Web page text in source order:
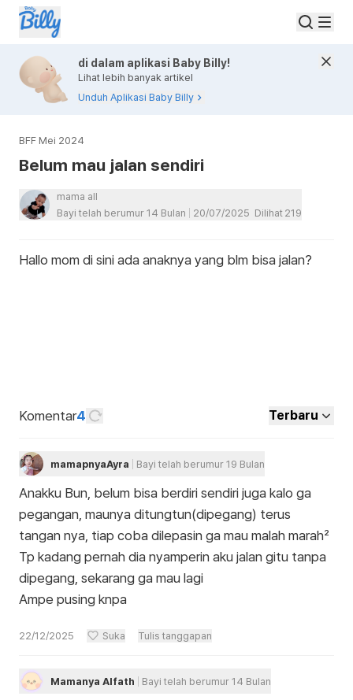
di dalam aplikasi Baby Billy!
Lihat lebih banyak artikel
Unduh Aplikasi Baby Billy
BFF Mei 2024
Belum mau jalan sendiri
mama all
Bayi telah berumur 14 Bulan
20/07/2025 Dilihat 219
Hallo mom di sini ada anaknya yang blm bisa jalan?
Komentar4 Terbaru
mamapnyaAyra Bayi telah berumur 19 Bulan
Anakku Bun, belum bisa berdiri sendiri juga kalo ga
pegangan, maunya ditungtun(dipegang) terus
tangan nya, tiap coba dilepasin ga mau malah marah²
Tp kadang pernah dia nyamperin aku jalan gitu tanpa
dipegang, sekarang ga mau lagi
Ampe pusing knpa
22/12/2025 Suka Tulis tanggapan
Mamanya Alfath Bayi telah berumur 14 Bulan